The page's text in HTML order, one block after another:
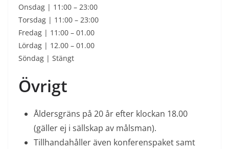
Onsdag | 11:00 – 23:00
Torsdag | 11:00 – 23:00
Fredag | 11:00 – 01.00
Lördag | 12.00 – 01.00
Söndag | Stängt
Övrigt
Åldersgräns på 20 år efter klockan 18.00
(gäller ej i sällskap av målsman).
Tillhandahåller även konferenspaket samt